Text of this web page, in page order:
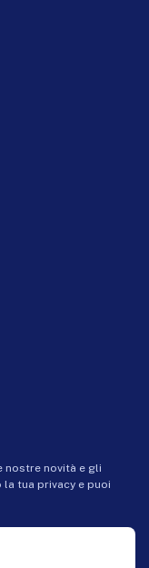
nostre novità e gli
tua privacy e puoi